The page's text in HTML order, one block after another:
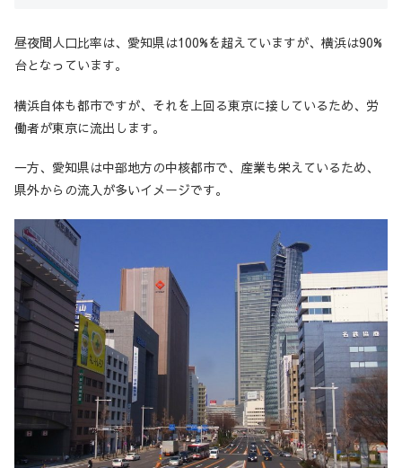
昼夜間人口比率は、愛知県は100%を超えていますが、横浜は90%
台となっています。
横浜自体も都市ですが、それを上回る東京に接しているため、労
働者が東京に流出します。
一方、愛知県は中部地方の中核都市で、産業も栄えているため、
県外からの流入が多いイメージです。